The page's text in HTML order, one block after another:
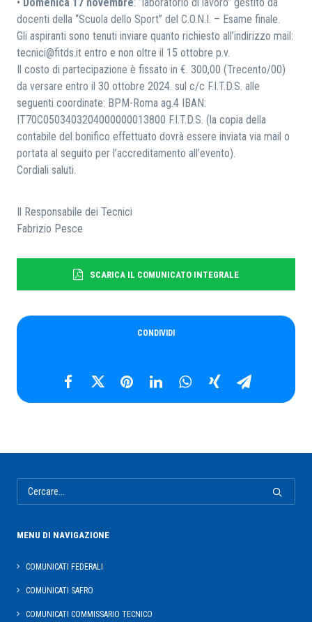
docenti della “Scuola dello Sport” del C.O.N.I. – Esame finale.
Gli aspiranti sono tenuti inviare quanto richiesto all’indirizzo mail:
tecnici@fitds.it entro e non oltre il 15 ottobre p.v.
Il costo di partecipazione è fissato in €. 300,00 (Trecento/00)
da versare entro il 30 ottobre 2024. sul c/c F.I.T.D.S. alle
seguenti coordinate: BPM-Roma ag.4 IBAN:
IT70C0503403204000000013800 F.I.T.D.S. (la copia della
contabile del bonifico effettuato dovrà essere inviata via mail o
portata al seguito per l’accreditamento all’evento).
Cordiali saluti.
Il Responsabile dei Tecnici
Fabrizio Pesce
SCARICA IL COMUNICATO INTEGRALE
CONDIVIDI
MENU DI NAVIGAZIONE
COMUNICATI FEDERALI
COMUNICATI SAFRO
COMUNICATI COMMISSARIO TECNICO